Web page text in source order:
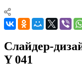
Слайдер-
Y 041